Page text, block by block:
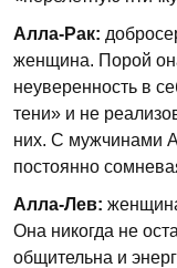
Алла-Рак:
женщина. Порой
неуверенность в
тени» и не
них. С мужчинами
постоянно
Алла-Лев:
Она никогда не
общительна и